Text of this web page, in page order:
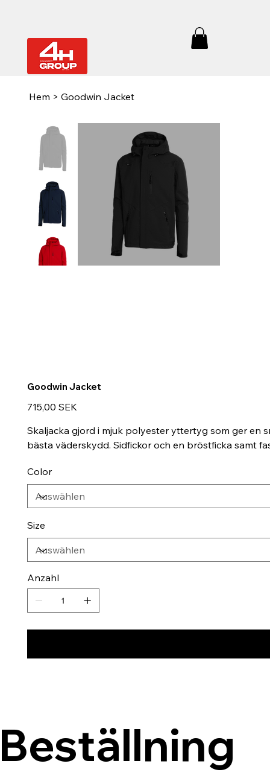
Hem > Goodwin Jacket
Goodwin Jacket
Preis
715,00 SEK
Skaljacka gjord i mjuk polyester yttertyg som ger en
bästa väderskydd. Sidfickor och en bröstficka samt
Color
Size
Anzahl